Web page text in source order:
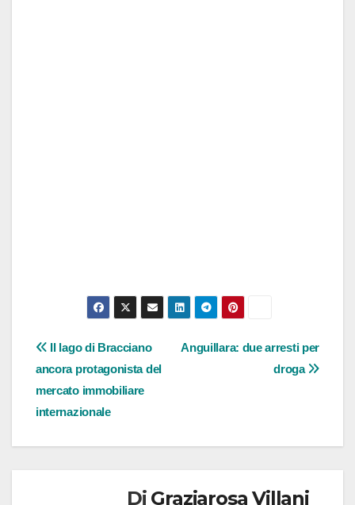
Navigazione
articoli
Anguillara: due arresti per
droga
Il lago di Bracciano
ancora protagonista del
mercato immobiliare
internazionale
Di Graziarosa Villani